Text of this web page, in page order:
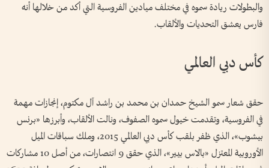
والبطولات ريادة سموه في مختلف ميادين الفروسية التي أكد من خلالها أنه
فارس يعشق التحديات والألقاب.
كأس دبي العالمي
حقق شعار سمو الشيخ حمدان بن محمد بن راشد آل مكتوم، إنجازات مهمة
في الفروسية، وتقدمت خيول سموه الصفوف، ونالت الألقاب، وأبرزها «برنس
بيشوب»، الذي ظفر بلقب كأس دبي العالمي 2015، وملك سباقات الميل
الأوروبية المعتزل «بالاس بيير»، الذي حقق 9 انتصارات، من أصل 10 مشاركات